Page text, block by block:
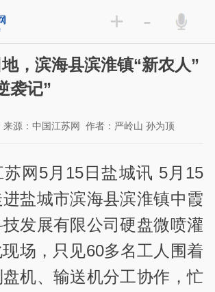
+ -
，滨海县滨淮镇“新农人”
袭记”
来源：中国江苏网 作者：严岭山 孙为顶
网5 月 15日盐城讯 5月 15
盐城市滨海县滨淮镇中霞
发展有限公司硬盘微喷灌
场，只见60多名工人围着
机、输送机分工协作，忙